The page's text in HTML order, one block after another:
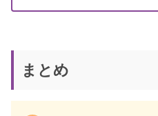
まとめ